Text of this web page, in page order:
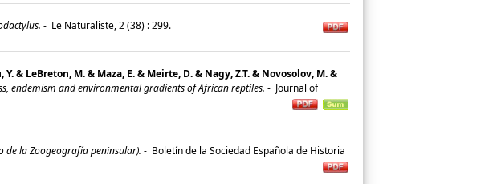
- Le Naturaliste, 2 (38) : 299.
& LeBreton, M. & Maza, E. & Meirte, D. & Nagy, Z.T. & Novosolov, M. &
endemism and environmental gradients of African reptiles. - Journal of
de la Zoogeografía peninsular). - Boletín de la Sociedad Española de Historia